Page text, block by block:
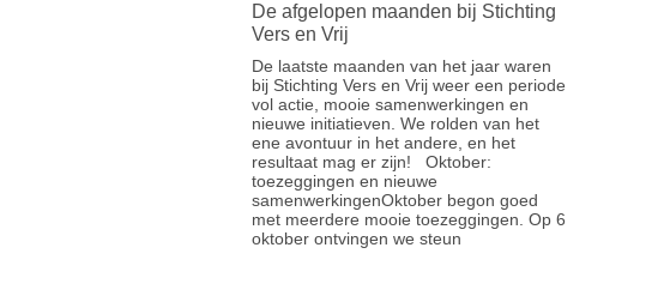
De afgelopen maanden bij Stichting
Vers en Vrij
De laatste maanden van het jaar waren
bij Stichting Vers en Vrij weer een periode
vol actie, mooie samenwerkingen en
nieuwe initiatieven. We rolden van het
ene avontuur in het andere, en het
resultaat mag er zijn! Oktober:
toezeggingen en nieuwe
samenwerkingenOktober begon goed
met meerdere mooie toezeggingen. Op 6
oktober ontvingen we steun